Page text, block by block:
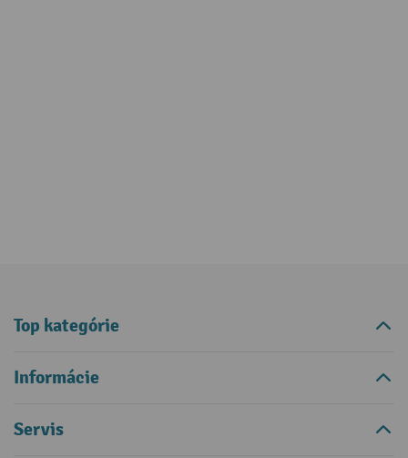
Top kategórie
Informácie
Servis